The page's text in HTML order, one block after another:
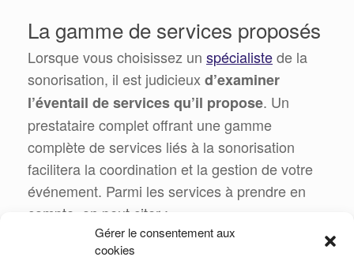
Gérer le consentement aux
cookies
La gamme de services proposés
Lorsque vous choisissez un spécialistede la
sonorisation, il est judicieuxd’examiner
l’éventail de services qu’il propose. Un
prestataire complet offrant une gamme
complète de services liés à la sonorisation
facilitera la coordination et la gestion de votre
événement. Parmi les services à prendre en
compte, on peut citer :
la location de matériel de